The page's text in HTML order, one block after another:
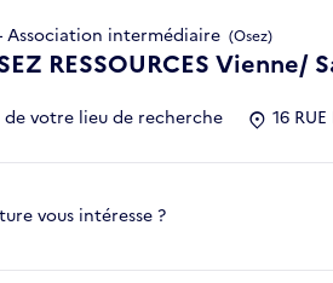
Association intermédiaire (Osez)
RESSOURCES Vienne/
de votre lieu de recherche 16
vous intéresse ?